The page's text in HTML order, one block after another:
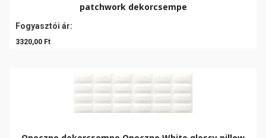
patchwork dekorcsempe
Fogyasztói ár:
3320,00 Ft